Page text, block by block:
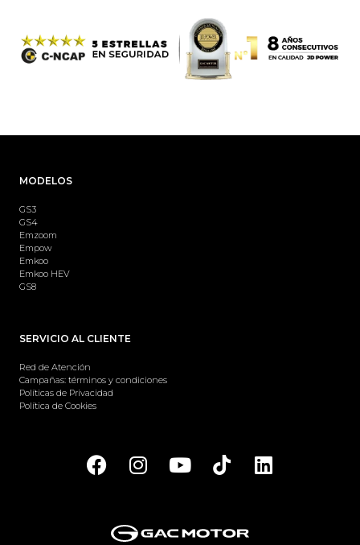
MODELOS
GS3
GS4
Emzoom
Empow
Emkoo
Emkoo HEV
GS8
SERVICIO AL CLIENTE
Red de Atención
Campañas: términos y condiciones
Políticas de Privacidad
Política de Cookies